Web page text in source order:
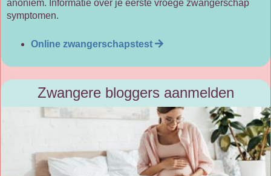
anoniem. Informatie over je eerste vroege zwangerschap
symptomen.
Online zwangerschapstest
Zwangere bloggers aanmelden